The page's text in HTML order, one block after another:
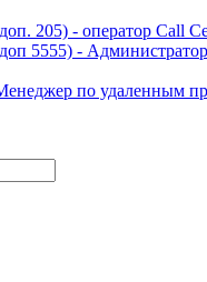
205) - оператор Call
5555) -
по удаленным